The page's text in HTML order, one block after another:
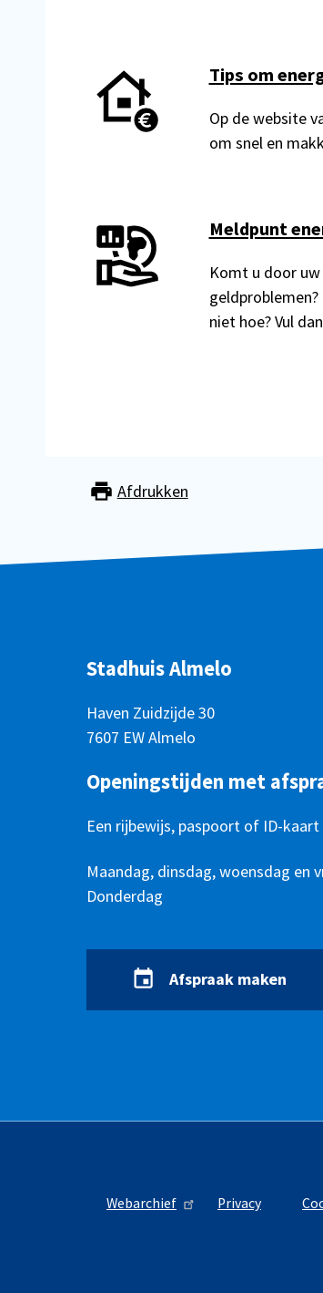
Tips om
Op de website
om snel en
Meldpunt
Komt u door
niet hoe? Vul
Afdrukken
Stadhuis Almelo
Haven Zuidzijde 30
7607 EW Almelo
Openingstijden met
Een rijbewijs, paspoort of ID-
Openingstijden
DagTijd
Maandag, dinsdag, woensdag en
Donderdag
Afspraak maken
Webarchief Privacy